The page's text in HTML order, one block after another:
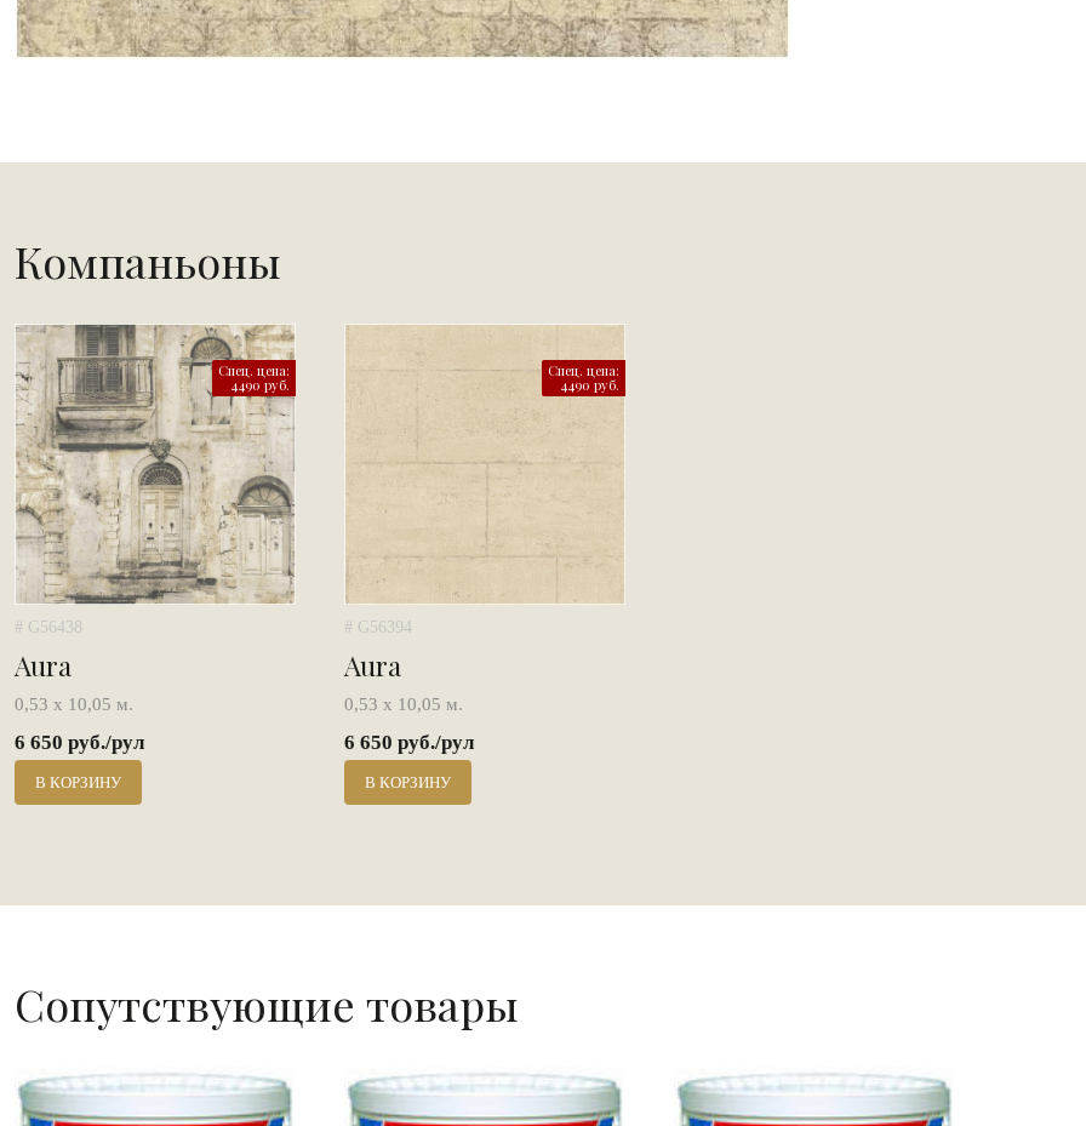
Компаньоны
Спец. цена:
4490 руб.
# G56438
Aura
0,53 х 10,05 м.
6 650 руб./рул
В КОРЗИНУ
Спец. цена:
4490 руб.
# G56394
Aura
0,53 х 10,05 м.
6 650 руб./рул
В КОРЗИНУ
Сопутствующие товары